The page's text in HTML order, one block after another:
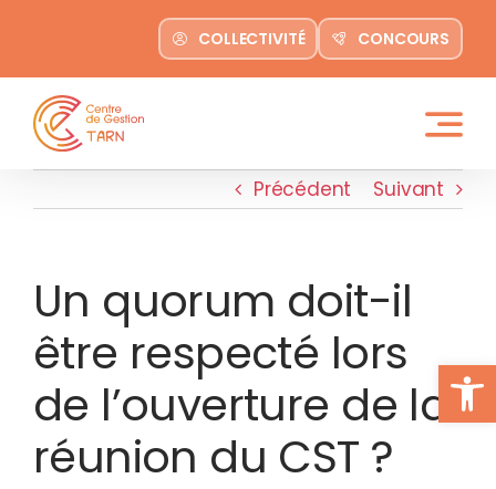
Ouvrir
contenu
COLLECTIVITÉ CONCOURS
Précédent Suivant
Un quorum doit-il
être respecté lors
de l’ouverture de la
réunion du CST ?